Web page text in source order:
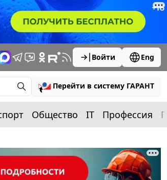
Войти Eng
Перейти в систему ГАРАНТ
Общество IT Профессия